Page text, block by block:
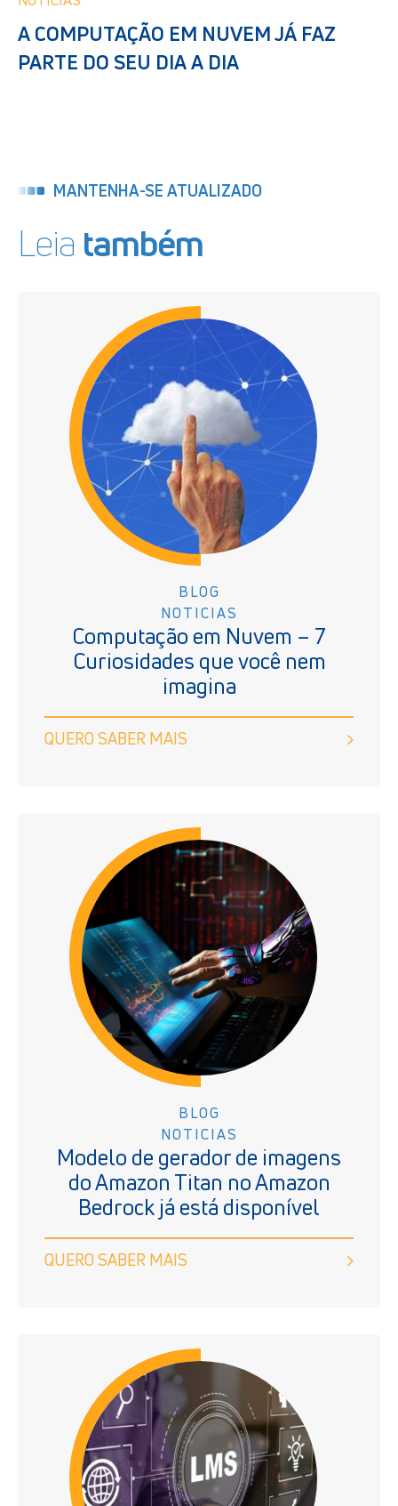
A COMPUTAÇÃO EM NUVEM JÁ FAZ
PARTE DO SEU DIA A DIA
MANTENHA-SE ATUALIZADO
Leia também
BLOG
NOTICIAS
Computação em Nuvem – 7
Curiosidades que você nem
imagina
QUERO SABER MAIS
BLOG
NOTICIAS
Modelo de gerador de imagens
do Amazon Titan no Amazon
Bedrock já está disponível
QUERO SABER MAIS